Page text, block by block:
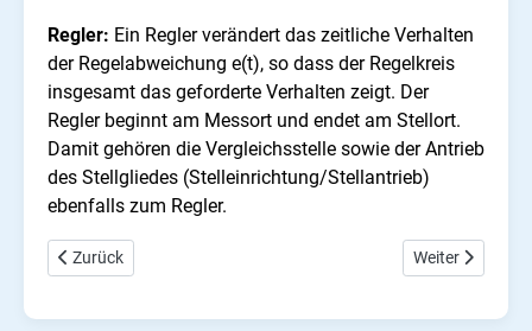
Regler: Ein Regler verändert das zeitliche Verhalten
der Regelabweichung e(t), so dass der Regelkreis
insgesamt das geforderte Verhalten zeigt. Der
Regler beginnt am Messort und endet am Stellort.
Damit gehören die Vergleichsstelle sowie der Antrieb
des Stellgliedes (Stelleinrichtung/Stellantrieb)
ebenfalls zum Regler.
Vorheriger Beitrag: Ablaufsteuerung, Zeitgeführt und
Zurück Nächster
Weiter